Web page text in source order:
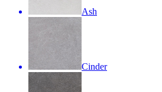
Ash
Cinder